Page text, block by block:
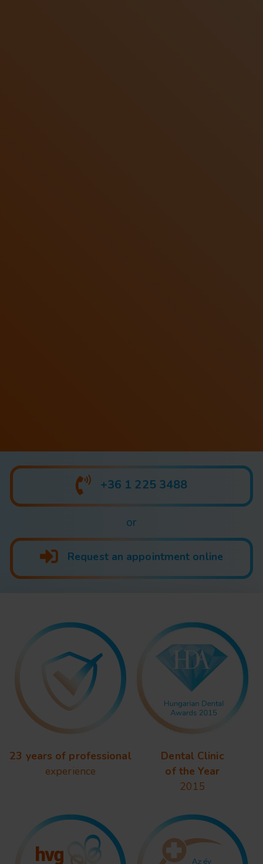
+36 1 225 3488
or
Request an appointment online
23 years of professional
experience
Dental Clinic
of the Year
2015